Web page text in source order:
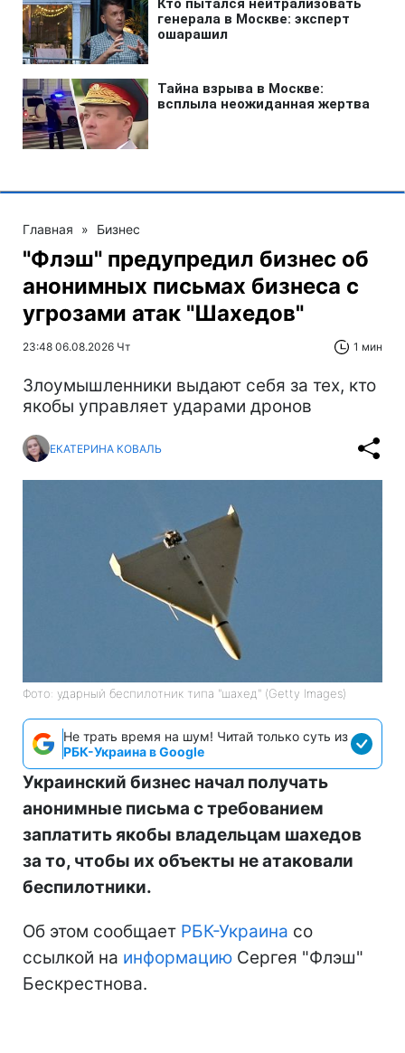
Главная » Бизнес
"Флэш" предупредил бизнес об
анонимных письмах бизнеса с
угрозами атак "Шахедов"
23:48 06.08.2026 Чт 1 мин
Злоумышленники выдают себя за тех, кто
якобы управляет ударами дронов
ЕКАТЕРИНА КОВАЛЬ
Фото: ударный беспилотник типа "шахед" (Getty Images)
Не трать время на шум! Читай только суть из
РБК-Украина в Google
Украинский бизнес начал получать
анонимные письма с требованием
заплатить якобы владельцам шахедов
за то, чтобы их объекты не атаковали
беспилотники.
Об этом сообщает РБК-Украина со
ссылкой на информацию Сергея "Флэш"
Бескрестнова.